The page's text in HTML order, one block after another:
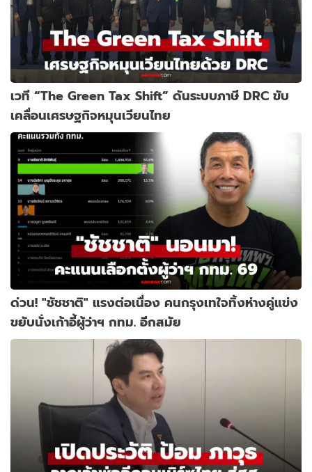
เวที “The Green Tax Shift” ดันระบบภาษี DRC ขับ
เคลื่อนเศรษฐกิจหมุนเวียนไทย
ด่วน! "ชัชชาติ" แรงต่อเนื่อง คนกรุงเทใจทิ้งห่างคู่แข่ง
ขยับนั่งเก้าอี้ผู้ว่าฯ กทม. อีกสมัย